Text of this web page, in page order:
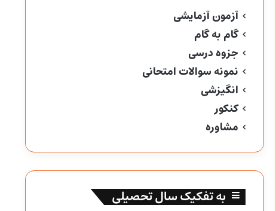
آزمون آزمایشی
گام به گام
جزوه درسی
نمونه سوالات امتحانی
انگیزشی
کنکور
مشاوره
به تفکیک سال تحصیلی